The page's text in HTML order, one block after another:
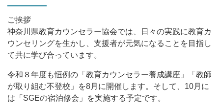
ご挨拶
神奈川県教育カウンセラー協会では、日々の実践に教育カ
ウンセリングを生かし、支援者が元気になることを目指し
て共に学び合っています。
令和８年度も恒例の「教育カウンセラー養成講座」「教師
が取り組む不登校」を8月に開催します。そして、10月に
は「SGEの宿泊修会」を実施する予定です。